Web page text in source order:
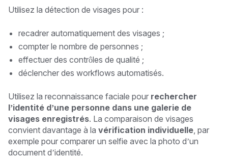
Utilisez la détection de visages pour :
recadrer automatiquement des visages ;
compter le nombre de personnes ;
effectuer des contrôles de qualité ;
déclencher des workflows automatisés.
Utilisez la reconnaissance faciale pour rechercher
l’identité d’une personne dans une galerie de
visages enregistrés. La comparaison de visages
convient davantage à la vérification individuelle , par
exemple pour comparer un selfie avec la photo d’un
document d’identité.